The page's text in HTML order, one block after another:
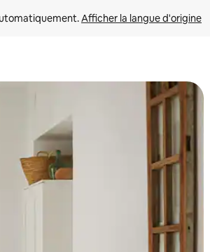
Afficher la langue d'origine